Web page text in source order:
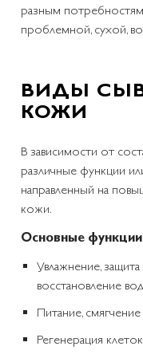
разным
проблемной, сухой,
ВИДЫ
КОЖИ
В зависимости от
различные функции
направленный на
кожи.
Основные
Увлажнение,
восстановление
Питание,
Регенерация